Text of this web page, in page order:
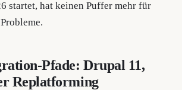
startet, hat keinen Puffer mehr für
Pfade: Drupal 11,
Replatforming